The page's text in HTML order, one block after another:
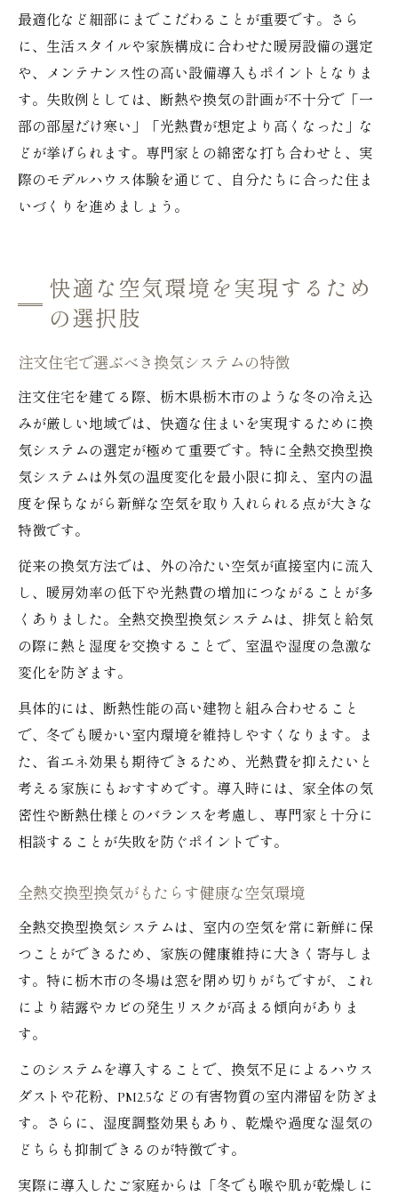
最適化など細部にまでこだわることが重要です。さら
に、生活スタイルや家族構成に合わせた暖房設備の選定
や、メンテナンス性の高い設備導入もポイントとなりま
す。失敗例としては、断熱や換気の計画が不十分で「一
部の部屋だけ寒い」「光熱費が想定より高くなった」な
どが挙げられます。専門家との綿密な打ち合わせと、実
際のモデルハウス体験を通じて、自分たちに合った住ま
いづくりを進めましょう。
快適な空気環境を実現するため
の選択肢
注文住宅で選ぶべき換気システムの特徴
注文住宅を建てる際、栃木県栃木市のような冬の冷え込
みが厳しい地域では、快適な住まいを実現するために換
気システムの選定が極めて重要です。特に全熱交換型換
気システムは外気の温度変化を最小限に抑え、室内の温
度を保ちながら新鮮な空気を取り入れられる点が大きな
特徴です。
従来の換気方法では、外の冷たい空気が直接室内に流入
し、暖房効率の低下や光熱費の増加につながることが多
くありました。全熱交換型換気システムは、排気と給気
の際に熱と湿度を交換することで、室温や湿度の急激な
変化を防ぎます。
具体的には、断熱性能の高い建物と組み合わせること
で、冬でも暖かい室内環境を維持しやすくなります。ま
た、省エネ効果も期待できるため、光熱費を抑えたいと
考える家族にもおすすめです。導入時には、家全体の気
密性や断熱仕様とのバランスを考慮し、専門家と十分に
相談することが失敗を防ぐポイントです。
全熱交換型換気がもたらす健康な空気環境
全熱交換型換気システムは、室内の空気を常に新鮮に保
つことができるため、家族の健康維持に大きく寄与しま
す。特に栃木市の冬場は窓を閉め切りがちですが、これ
により結露やカビの発生リスクが高まる傾向がありま
す。
このシステムを導入することで、換気不足によるハウス
ダストや花粉、PM2.5などの有害物質の室内滞留を防ぎま
す。さらに、湿度調整効果もあり、乾燥や過度な湿気の
どちらも抑制できるのが特徴です。
実際に導入したご家庭からは「冬でも喉や肌が乾燥しに